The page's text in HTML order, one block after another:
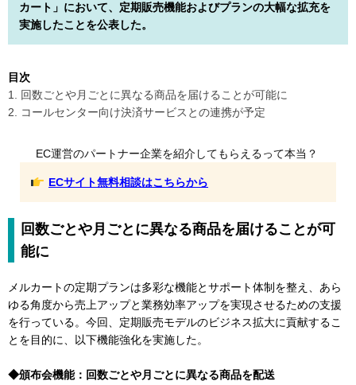
カート」において、定期販売機能およびプランの大幅な拡充を
実施したことを公表した。
目次
1. 回数ごとや月ごとに異なる商品を届けることが可能に
2. コールセンター向け決済サービスとの連携が予定
EC運営のパートナー企業を紹介してもらえるって本当？
ECサイト無料相談はこちらから
回数ごとや月ごとに異なる商品を届けることが可
能に
メルカートの定期プランは多彩な機能とサポート体制を整え、あら
ゆる角度から売上アップと業務効率アップを実現させるための支援
を行っている。今回、定期販売モデルのビジネス拡大に貢献するこ
とを目的に、以下機能強化を実施した。
◆頒布会機能：回数ごとや月ごとに異なる商品を配送